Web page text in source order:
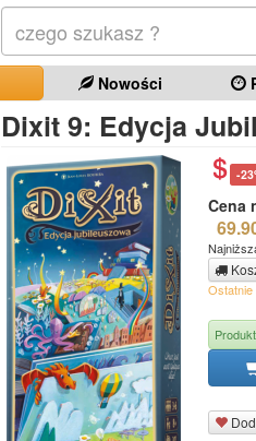
Nowości
Dixit 9: Edycja
-
Cena